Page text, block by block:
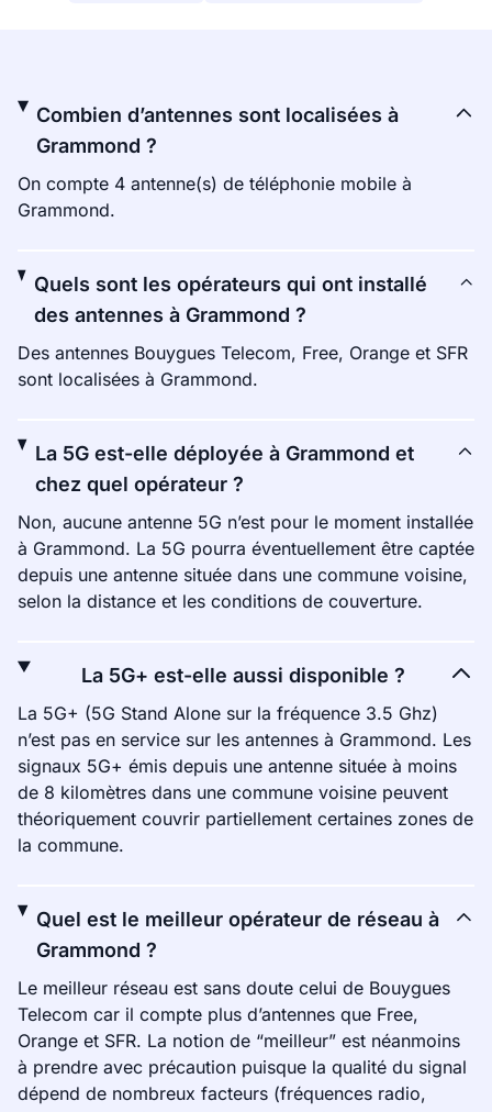
Combien d’antennes sont localisées à
Grammond ?
On compte 4 antenne(s) de téléphonie mobile à
Grammond.
Quels sont les opérateurs qui ont installé
des antennes à Grammond ?
Des antennes Bouygues Telecom, Free, Orange et SFR
sont localisées à Grammond.
La 5G est-elle déployée à Grammond et
chez quel opérateur ?
Non, aucune antenne 5G n’est pour le moment installée
à Grammond. La 5G pourra éventuellement être captée
depuis une antenne située dans une commune voisine,
selon la distance et les conditions de couverture.
La 5G+ est-elle aussi disponible ?
La 5G+ (5G Stand Alone sur la fréquence 3.5 Ghz)
n’est pas en service sur les antennes à Grammond. Les
signaux 5G+ émis depuis une antenne située à moins
de 8 kilomètres dans une commune voisine peuvent
théoriquement couvrir partiellement certaines zones de
la commune.
Quel est le meilleur opérateur de réseau à
Grammond ?
Le meilleur réseau est sans doute celui de Bouygues
Telecom car il compte plus d’antennes que Free,
Orange et SFR. La notion de “meilleur” est néanmoins
à prendre avec précaution puisque la qualité du signal
dépend de nombreux facteurs (fréquences radio,